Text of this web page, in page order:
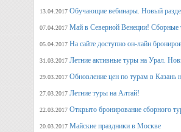
13.04.2017 Обучающие вебинары. Новый
07.04.2017 Май в Северной Венеции! Сборные
05.04.2017 На сайте доступно он-лайн
31.03.2017 Летние активные туры на Урал.
29.03.2017 Обновление цен по турам в Казань
27.03.2017 Летние туры на Алтай!
22.03.2017 Открыто бронирование сборного
20.03.2017 Майские праздники в Москве